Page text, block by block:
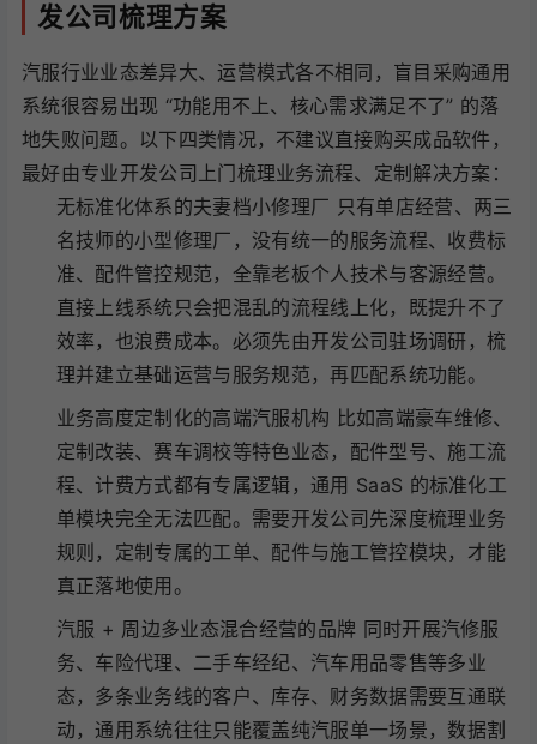
发公司梳理方案
汽服行业业态差异大、运营模式各不相同，盲目采购通用
系统很容易出现 “功能用不上、核心需求满足不了” 的落
地失败问题。以下四类情况，不建议直接购买成品软件，
最好由专业开发公司上门梳理业务流程、定制解决方案：
无标准化体系的夫妻档小修理厂 只有单店经营、两三
名技师的小型修理厂，没有统一的服务流程、收费标
准、配件管控规范，全靠老板个人技术与客源经营。
直接上线系统只会把混乱的流程线上化，既提升不了
效率，也浪费成本。必须先由开发公司驻场调研，梳
理并建立基础运营与服务规范，再匹配系统功能。
业务高度定制化的高端汽服机构 比如高端豪车维修、
定制改装、赛车调校等特色业态，配件型号、施工流
程、计费方式都有专属逻辑，通用 SaaS 的标准化工
单模块完全无法匹配。需要开发公司先深度梳理业务
规则，定制专属的工单、配件与施工管控模块，才能
真正落地使用。
汽服 + 周边多业态混合经营的品牌 同时开展汽修服
务、车险代理、二手车经纪、汽车用品零售等多业
态，多条业务线的客户、库存、财务数据需要互通联
动，通用系统往往只能覆盖纯汽服单一场景，数据割